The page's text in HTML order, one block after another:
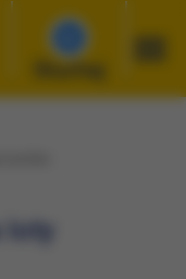
Słuchaj
loty